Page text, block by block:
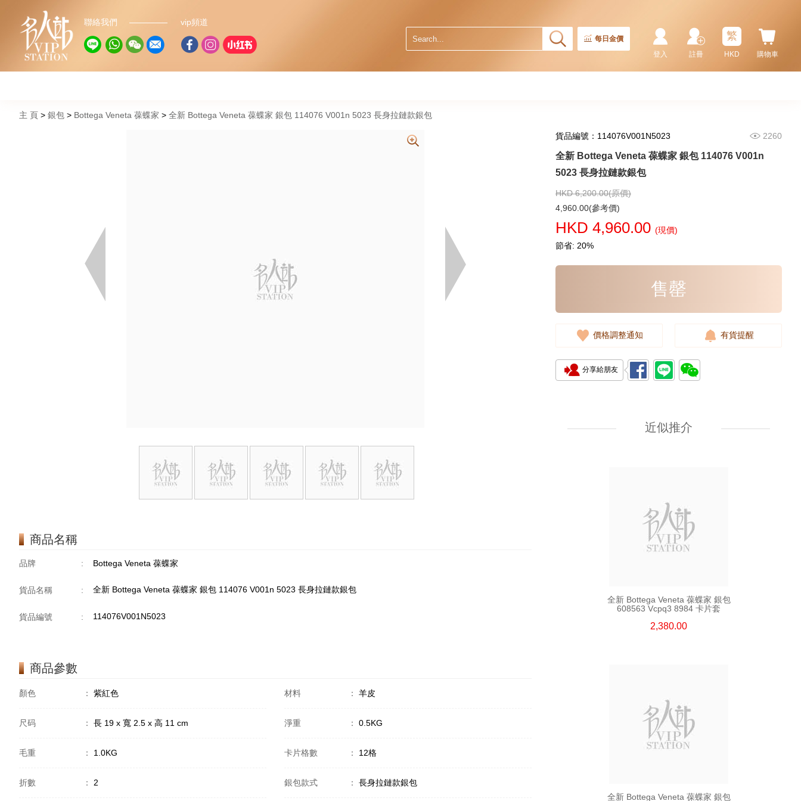
聯絡我們 vip頻道
每日金價
購物車
繁
HKD
註冊
登入
主 頁 銀包 Bottega Veneta 葆蝶家 全新 Bottega Veneta 葆蝶家 銀包 114076 V001n 5023 長身拉鏈款銀包
商品名稱
品牌 : Bottega Veneta 葆蝶家
貨品名稱 : 全新 Bottega Veneta 葆蝶家 銀包 114076 V001n 5023 長身拉鏈款銀包
貨品編號 : 114076V001N5023
商品參數
顏色 ： 紫紅色 材料 ： 羊皮
尺码 ： 長 19 x 寬 2.5 x 高 11 cm 淨重 ： 0.5KG
毛重 ： 1.0KG 卡片格數 ： 12格
折數 ： 2 銀包款式 ： 長身拉鏈款銀包
貨品編號：114076V001N5023 2260
全新 Bottega Veneta 葆蝶家 銀包 114076 V001n
5023 長身拉鏈款銀包
HKD 6,200.00(原價)
4,960.00(參考價)
HKD 4,960.00 (現價)
節省: 20%
售罄
價格調整通知 有貨提醒
分享給朋友
近似推介
1,980.00
全新 Bottega Veneta 葆蝶家 銀包
短身啪鈕款銀包
3,480.00
短身折疊款銀包
2,380.00
全新 Bottega Veneta 葆蝶家 銀包
608563 Vcpq3 8984 卡片套
2,380.00
全新 Bottega Veneta 葆蝶家 銀包